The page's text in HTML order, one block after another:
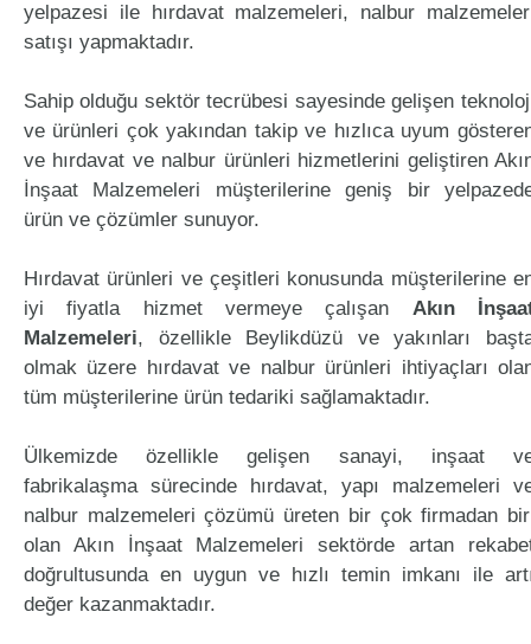
yelpazesi ile hırdavat malzemeleri, nalbur
satışı yapmaktadır.
Sahip olduğu sektör tecrübesi sayesinde gelişen
ve ürünleri çok yakından takip ve hızlıca uyum
ve hırdavat ve nalbur ürünleri hizmetlerini geliştiren
İnşaat Malzemeleri müşterilerine geniş bir
ürün ve çözümler sunuyor.
Hırdavat ürünleri ve çeşitleri konusunda müşterilerine
iyi fiyatla hizmet vermeye çalışan Akın
Malzemeleri, özellikle Beylikdüzü ve yakınları
olmak üzere hırdavat ve nalbur ürünleri ihtiyaçları
tüm müşterilerine ürün tedariki sağlamaktadır.
Ülkemizde özellikle gelişen sanayi, inşaat
fabrikalaşma sürecinde hırdavat, yapı malzemeleri
nalbur malzemeleri çözümü üreten bir çok firmadan
olan Akın İnşaat Malzemeleri sektörde artan
doğrultusunda en uygun ve hızlı temin imkanı ile
değer kazanmaktadır.